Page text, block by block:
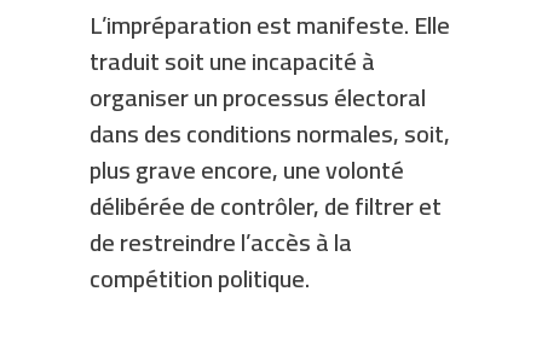
L’impréparation est manifeste. Elle
traduit soit une incapacité à
organiser un processus électoral
dans des conditions normales, soit,
plus grave encore, une volonté
délibérée de contrôler, de filtrer et
de restreindre l’accès à la
compétition politique.